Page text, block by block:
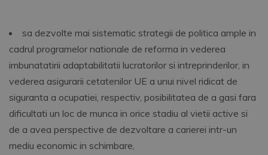
sa dezvolte mai sistematic strategii de politica ample in
cadrul programelor nationale de reforma in vederea
imbunatatirii adaptabilitatii lucratorilor si intreprinderilor, in
vederea asigurarii cetatenilor UE a unui nivel ridicat de
siguranta a ocupatiei, respectiv, posibilitatea de a gasi fara
dificultati un loc de munca in orice stadiu al vietii active si
de a avea perspective de dezvoltare a carierei intr-un
mediu economic in schimbare,